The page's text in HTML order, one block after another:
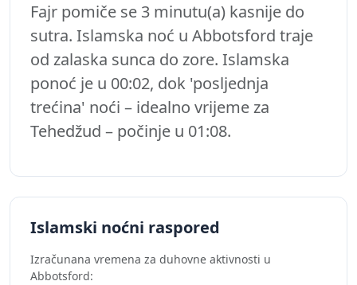
Fajr pomiče se 3 minutu(a) kasnije do
sutra. Islamska noć u Abbotsford traje
od zalaska sunca do zore. Islamska
ponoć je u 00:02, dok 'posljednja
trećina' noći – idealno vrijeme za
Tehedžud – počinje u 01:08.
Islamski noćni raspored
Izračunana vremena za duhovne aktivnosti u
Abbotsford: